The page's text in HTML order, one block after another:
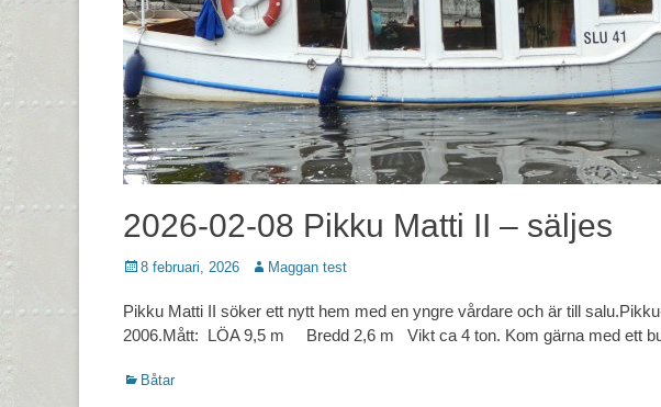
2026-02-08 Pikku Matti II – säljes
Postades
8 februari, 2026 Författare
Maggan test
Pikku Matti II söker ett nytt hem med en yngre vårdare och är till
2006.Mått: LÖA 9,5 m Bredd 2,6 m Vikt ca 4 ton. Kom gärna med ett
Kategorier
Båtar